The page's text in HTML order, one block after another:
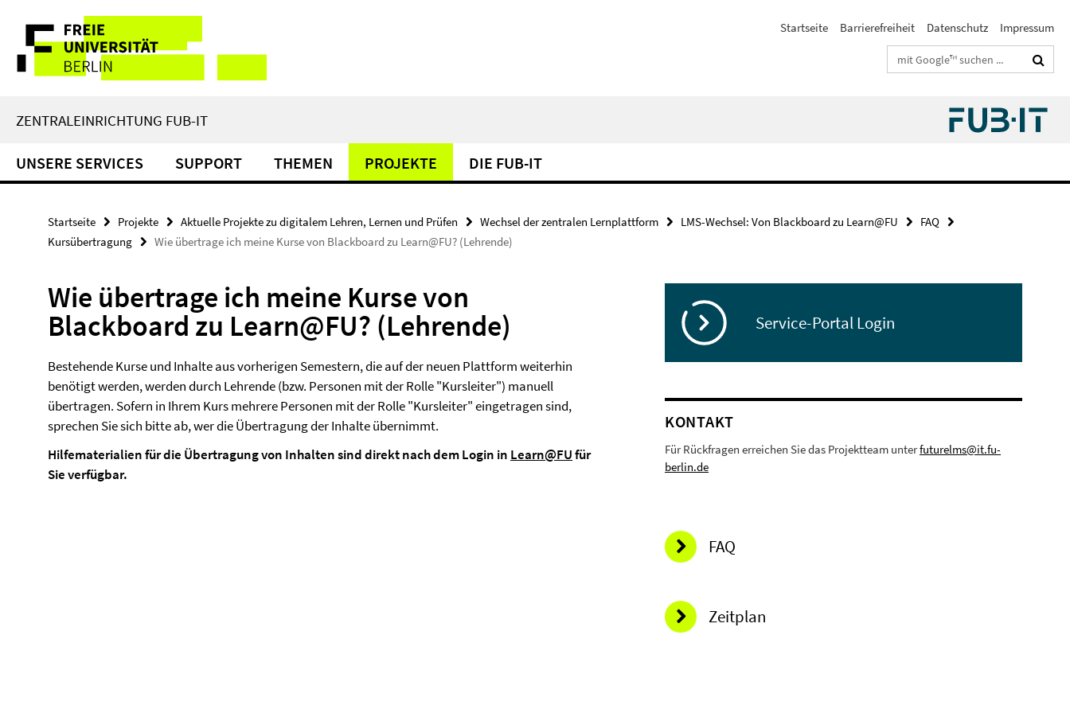
direkt
Inhalt
Service-
Navigation
Startseite Barrierefreiheit Datenschutz
Impressum
Suchbegriffe
ZENTRALEINRICHTUNG FUB-IT
UNSERE SERVICES SUPPORT THEMEN PROJEKTE DIE FUB-IT
Startseite Projekte Aktuelle Projekte zu digitalem Lehren, Lernen und Prüfen Wechsel der zentralen Lernplattform LMS-Wechsel: Von Blackboard zu Learn@FU
FAQ
Kursübertragung
Wie übertrage ich meine Kurse von Blackboard zu Learn@FU? (Lehrende)
Wie übertrage ich meine Kurse von
Blackboard zu Learn@FU? (Lehrende)
Bestehende Kurse und Inhalte aus vorherigen Semestern, die auf der neuen Plattform weiterhin
benötigt werden, werden durch Lehrende (bzw. Personen mit der Rolle "Kursleiter") manuell
übertragen. Sofern in Ihrem Kurs mehrere Personen mit der Rolle "Kursleiter" eingetragen sind,
sprechen Sie sich bitte ab, wer die Übertragung der Inhalte übernimmt.
Hilfematerialien für die Übertragung von Inhalten sind direkt nach dem Login in Learn@FUfür
Sie verfügbar.
Service-Portal Login
KONTAKT
Für Rückfragen erreichen Sie das Projektteam unterfuturelms@it.fu-
berlin.de
FAQ
Zeitplan